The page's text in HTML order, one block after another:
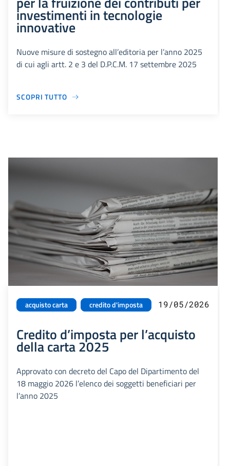
investimenti in tecnologie
innovative
Nuove misure di sostegno all’editoria per l’anno 2025
di cui agli artt. 2 e 3 del D.P.C.M. 17 settembre 2025
SCOPRI TUTTO
acquisto carta credito d'imposta 19/05/2026
Credito d’imposta per l’acquisto
della carta 2025
Approvato con decreto del Capo del Dipartimento del
18 maggio 2026 l’elenco dei soggetti beneficiari per
l’anno 2025